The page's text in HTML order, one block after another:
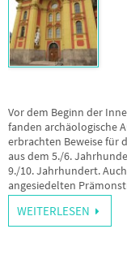
Vor dem Beginn der
fanden archäologische
erbrachten Beweise für
aus dem 5./6.
9./10. Jahrhundert.
angesiedelten
WEITERLESEN